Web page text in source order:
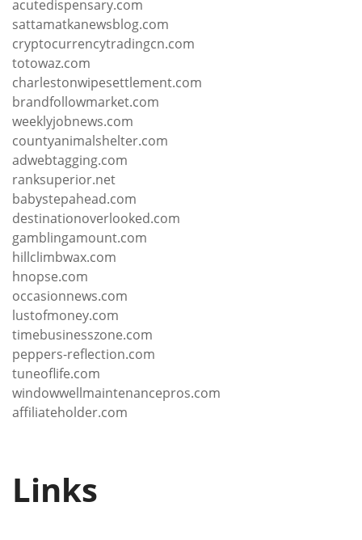
acutedispensary.com
sattamatkanewsblog.com
cryptocurrencytradingcn.com
totowaz.com
charlestonwipesettlement.com
brandfollowmarket.com
weeklyjobnews.com
countyanimalshelter.com
adwebtagging.com
ranksuperior.net
babystepahead.com
destinationoverlooked.com
gamblingamount.com
hillclimbwax.com
hnopse.com
occasionnews.com
lustofmoney.com
timebusinesszone.com
peppers-reflection.com
tuneoflife.com
windowwellmaintenancepros.com
affiliateholder.com
Links